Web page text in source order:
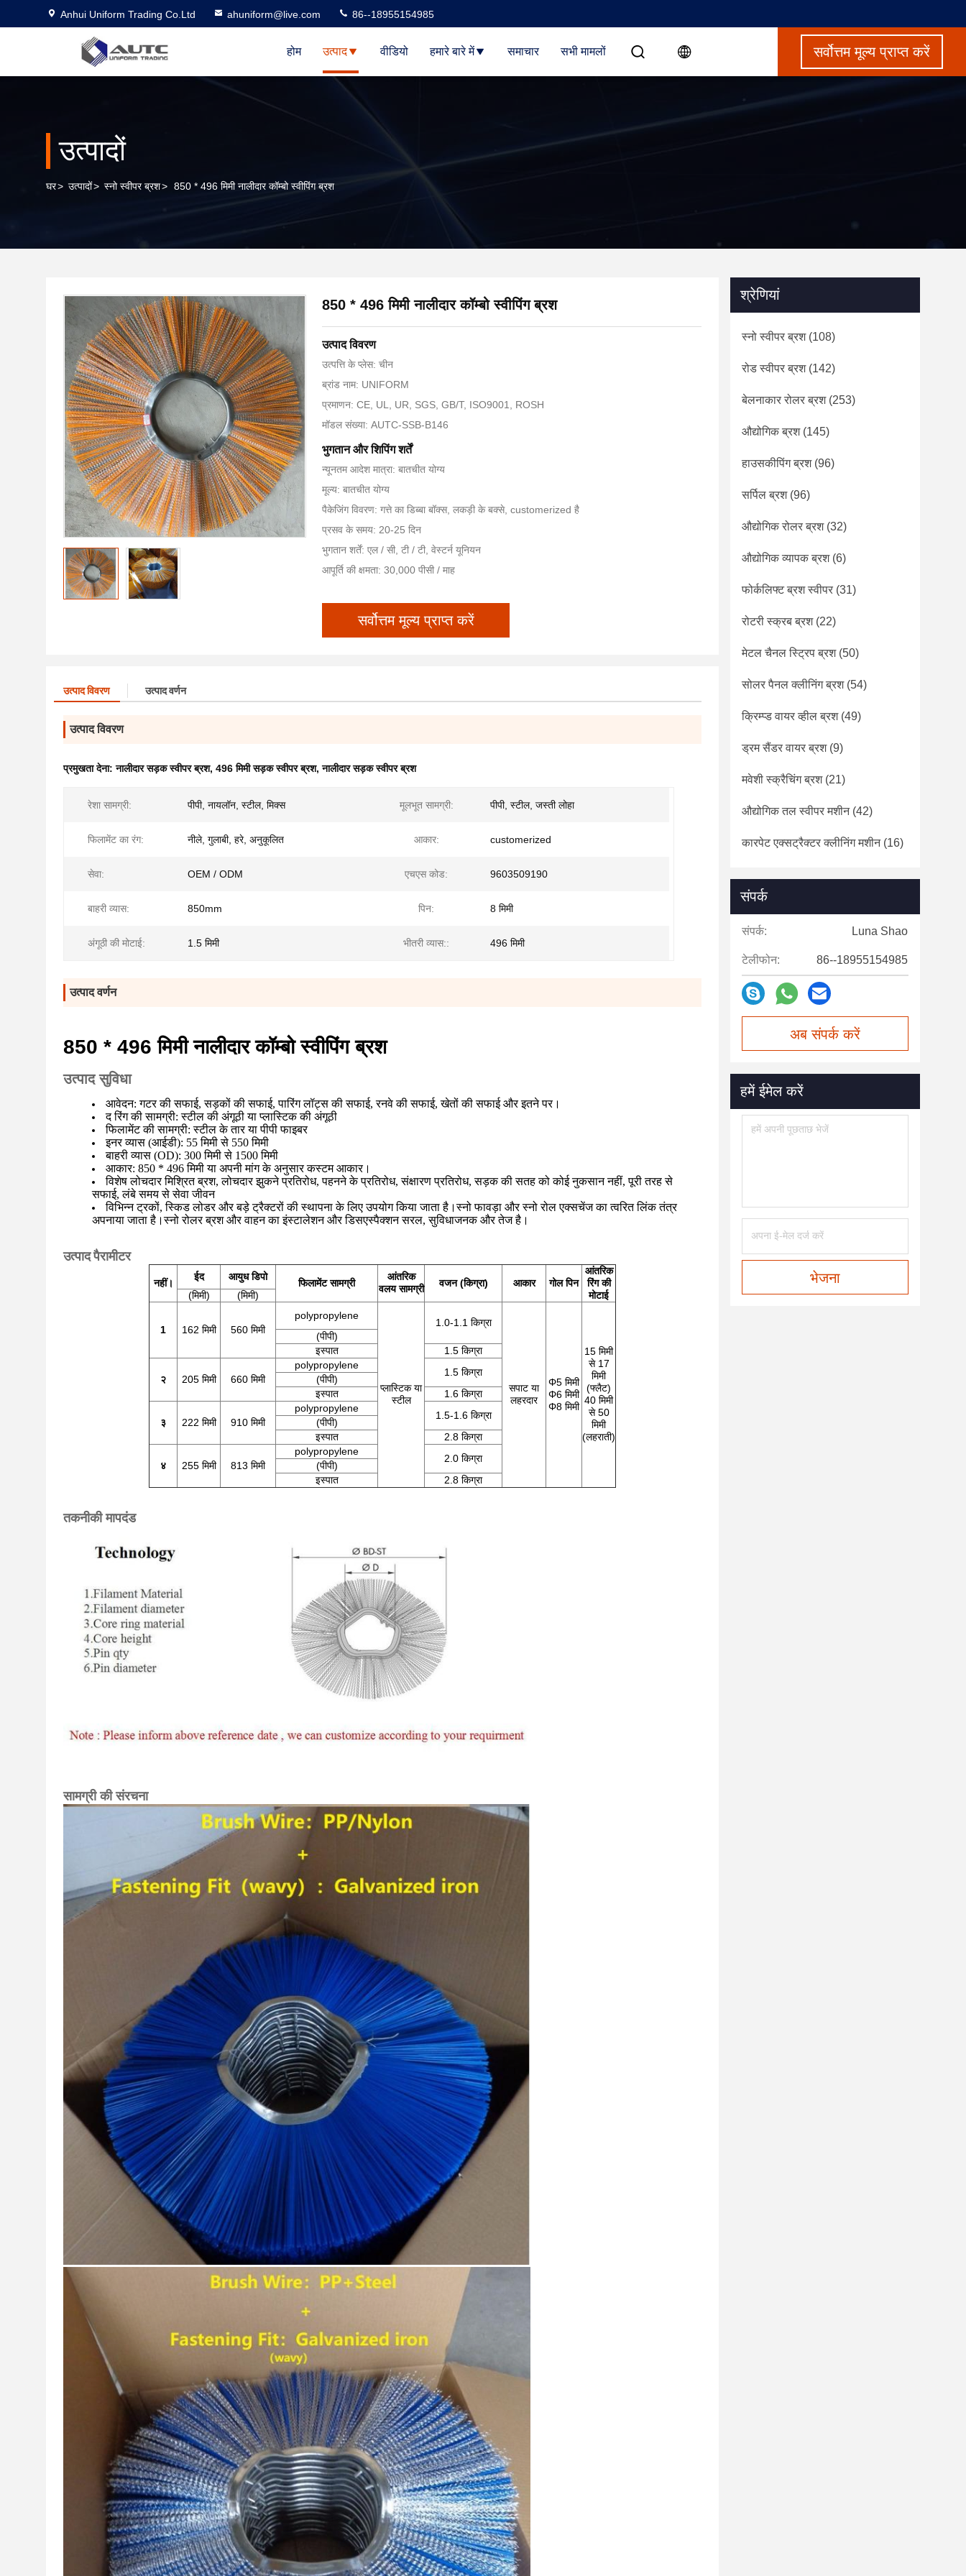
Anhui Uniform Trading Co.Ltd ahuniform@live.com 86--18955154985
होम उत्पाद वीडियो हमारे बारे में समाचार सभी मामलों सर्वोत्तम मूल्य प्राप्त करें
उत्पादों
घर> उत्पादों> स्नो स्वीपर ब्रश> 850 * 496 मिमी नालीदार कॉम्बो स्वीपिंग ब्रश
850 * 496 मिमी नालीदार कॉम्बो स्वीपिंग ब्रश
उत्पाद विवरण
उत्पत्ति के प्लेस: चीन
ब्रांड नाम: UNIFORM
प्रमाणन: CE, UL, UR, SGS, GB/T, ISO9001, ROSH
मॉडल संख्या: AUTC-SSB-B146
भुगतान और शिपिंग शर्तें
न्यूनतम आदेश मात्रा: बातचीत योग्य
मूल्य: बातचीत योग्य
पैकेजिंग विवरण: गत्ते का डिब्बा बॉक्स, लकड़ी के बक्से, customerized है
प्रसव के समय: 20-25 दिन
भुगतान शर्तें: एल / सी, टी / टी, वेस्टर्न यूनियन
आपूर्ति की क्षमता: 30,000 पीसी / माह
सर्वोत्तम मूल्य प्राप्त करें
उत्पाद विवरण उत्पाद वर्णन
उत्पाद विवरण
प्रमुखता देना:नालीदार सड़क स्वीपर ब्रश, 496 मिमी सड़क स्वीपर ब्रश,नालीदार सड़क स्वीपर ब्रश
रेशा सामग्री: पीपी, नायलॉन, स्टील, मिक्स मूलभूत सामग्री: पीपी, स्टील, जस्ती लोहा
फिलामेंट का रंग: नीले, गुलाबी, हरे, अनुकूलित आकार: customerized
सेवा: OEM / ODM एचएस कोड: 9603509190
बाहरी व्यास: 850mm पिन: 8 मिमी
अंगूठी की मोटाई: 1.5 मिमी भीतरी व्यास:: 496 मिमी
उत्पाद वर्णन
850 * 496 मिमी नालीदार कॉम्बो स्वीपिंग ब्रश
उत्पाद सुविधा
आवेदन: गटर की सफाई, सड़कों की सफाई, पारिंग लॉट्स की सफाई, रनवे की सफाई, खेतों की सफाई और इतने पर।
द रिंग की सामग्री: स्टील की अंगूठी या प्लास्टिक की अंगूठी
फिलामेंट की सामग्री: स्टील के तार या पीपी फाइबर
इनर व्यास (आईडी): 55 मिमी से 550 मिमी
बाहरी व्यास (OD): 300 मिमी से 1500 मिमी
आकार: 850 * 496 मिमी या अपनी मांग के अनुसार कस्टम आकार।
विशेष लोचदार मिश्रित ब्रश, लोचदार झुकने प्रतिरोध, पहनने के प्रतिरोध, संक्षारण प्रतिरोध, सड़क की सतह को कोई नुकसान नहीं, पूरी तरह से
सफाई, लंबे समय से सेवा जीवन
विभिन्न ट्रकों, स्किड लोडर और बड़े ट्रैक्टरों की स्थापना के लिए उपयोग किया जाता है।स्नो फावड़ा और स्नो रोल एक्सचेंज का त्वरित लिंक तंत्र
अपनाया जाता है।स्नो रोलर ब्रश और वाहन का इंस्टालेशन और डिसएस्पैक्शन सरल, सुविधाजनक और तेज है ।
उत्पाद पैरामीटर
नहीं।
ईद आयुध डिपो
फिलामेंट सामग्री
आंतरिक
वलय सामग्री
वजन (किग्रा) आकार गोल पिन
आंतरिक
रिंग की
मोटाई
(मिमी) (मिमी)
1 162 मिमी 560 मिमी
polypropylene
प्लास्टिक या
स्टील
1.0-1.1 किग्रा
सपाट या
लहरदार
Φ5 मिमी
Φ6 मिमी
Φ8 मिमी
15 मिमी
से 17
मिमी
(फ्लैट)
40 मिमी
से 50
मिमी
(लहराती)
(पीपी)
इस्पात
1.5 किग्रा
२ 205 मिमी 660 मिमी
polypropylene
1.5 किग्रा
(पीपी)
इस्पात
1.6 किग्रा
३ 222 मिमी 910 मिमी
polypropylene
1.5-1.6 किग्रा
(पीपी)
इस्पात
2.8 किग्रा
४ 255 मिमी 813 मिमी
polypropylene
2.0 किग्रा
(पीपी)
इस्पात
2.8 किग्रा
तकनीकी मापदंड
सामग्री की संरचना
श्रेणियां
स्नो स्वीपर ब्रश(108)
रोड स्वीपर ब्रश(142)
बेलनाकार रोलर ब्रश(253)
औद्योगिक ब्रश(145)
हाउसकीपिंग ब्रश(96)
सर्पिल ब्रश(96)
औद्योगिक रोलर ब्रश(32)
औद्योगिक व्यापक ब्रश(6)
फोर्कलिफ्ट ब्रश स्वीपर (31)
रोटरी स्क्रब ब्रश(22)
मेटल चैनल स्ट्रिप ब्रश(50)
सोलर पैनल क्लीनिंग ब्रश(54)
क्रिम्प्ड वायर व्हील ब्रश(49)
ड्रम सैंडर वायर ब्रश(9)
मवेशी स्क्रैचिंग ब्रश(21)
औद्योगिक तल स्वीपर मशीन(42)
कारपेट एक्सट्रैक्टर क्लीनिंग मशीन(16)
संपर्क
संपर्क: Luna Shao
टेलीफोन: 86--18955154985
अब संपर्क करें
हमें ईमेल करें
भेजना